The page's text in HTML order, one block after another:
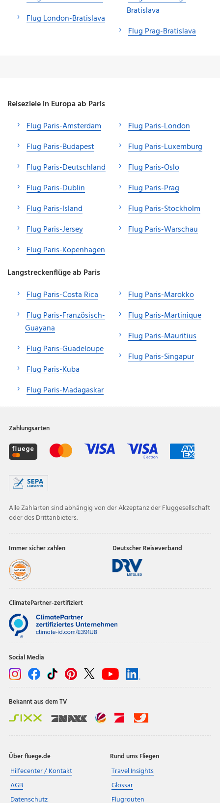
Flug London-Bratislava
Bratislava
Flug Prag-Bratislava
Reiseziele in Europa ab Paris
Flug Paris-Amsterdam
Flug Paris-Budapest
Flug Paris-Deutschland
Flug Paris-Dublin
Flug Paris-Island
Flug Paris-Jersey
Flug Paris-Kopenhagen
Flug Paris-London
Flug Paris-Luxemburg
Flug Paris-Oslo
Flug Paris-Prag
Flug Paris-Stockholm
Flug Paris-Warschau
Langstreckenflüge ab Paris
Flug Paris-Costa Rica
Flug Paris-Französisch-
Guayana
Flug Paris-Guadeloupe
Flug Paris-Kuba
Flug Paris-Madagaskar
Flug Paris-Marokko
Flug Paris-Martinique
Flug Paris-Mauritius
Flug Paris-Singapur